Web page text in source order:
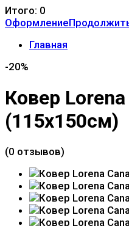
Итого: 0
Оформление
Главная
-20%
Ковер
(115x150см)
(0 отзывов)